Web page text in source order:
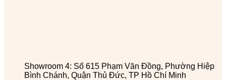
Showroom 4: Số 615 Phạm Văn Đồng, Phường Hiệp
Bình Chánh, Quận Thủ Đức, TP Hồ Chí Minh